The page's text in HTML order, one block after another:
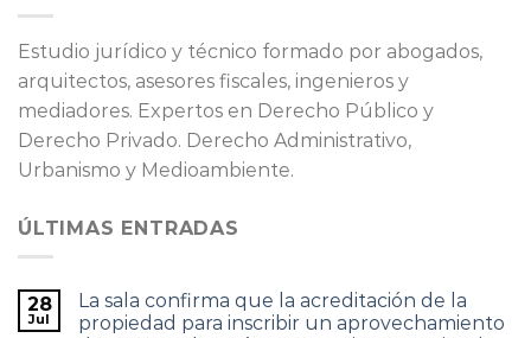
Estudio jurídico y técnico formado por abogados,
arquitectos, asesores fiscales, ingenieros y
mediadores. Expertos en Derecho Público y
Derecho Privado. Derecho Administrativo,
Urbanismo y Medioambiente.
ÚLTIMAS ENTRADAS
28
Jul
La sala confirma que la acreditación de la
propiedad para inscribir un aprovechamiento